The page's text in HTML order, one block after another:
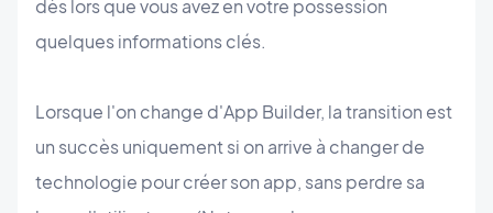
dès lors que vous avez en votre possession
quelques informations clés.
Lorsque l'on change d'App Builder, la transition est
un succès uniquement si on arrive à changer de
technologie pour créer son app, sans perdre sa